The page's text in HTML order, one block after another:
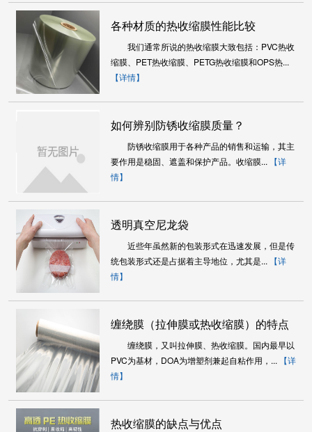
各种材质的热收缩膜性能比较
我们通常所说的热收缩膜大致包括：PVC热收
缩膜、PET热收缩膜、PETG热收缩膜和OPS热...
【详情】
如何辨别防锈收缩膜质量？
防锈收缩膜用于各种产品的销售和运输，其主
要作用是稳固、遮盖和保护产品。收缩膜...
【详
情】
透明真空尼龙袋
近些年虽然新的包装形式在迅速发展，但是传
统包装形式还是占据着主导地位，尤其是...
【详
情】
缠绕膜（拉伸膜或热收缩膜）的特点
及应用
缠绕膜，又叫拉伸膜、热收缩膜。国内最早以
PVC为基材，DOA为增塑剂兼起自粘作用，...
【详
情】
热收缩膜的缺点与优点